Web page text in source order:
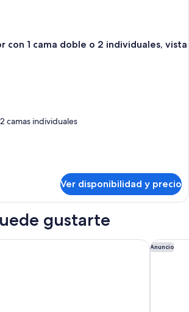
con 1 cama doble o 2 individuales, vista
camas individuales
Ver disponibilidad y precio
gustarte
Anuncio
Protea